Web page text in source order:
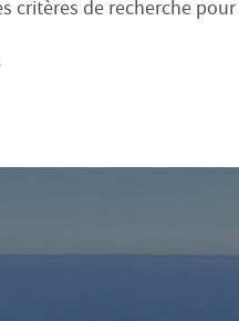
critères de recherche